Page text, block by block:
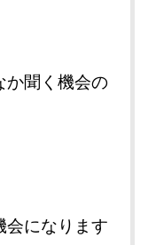
か聞く機会の
会になります